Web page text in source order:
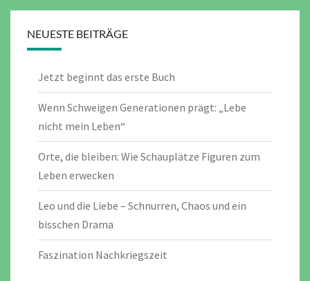
NEUESTE BEITRÄGE
Jetzt beginnt das erste Buch
Wenn Schweigen Generationen prägt: „Lebe
nicht mein Leben“
Orte, die bleiben: Wie Schauplätze Figuren zum
Leben erwecken
Leo und die Liebe – Schnurren, Chaos und ein
bisschen Drama
Faszination Nachkriegszeit